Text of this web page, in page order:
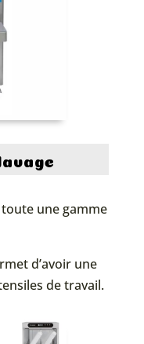
une gamme
d’avoir une
de travail.